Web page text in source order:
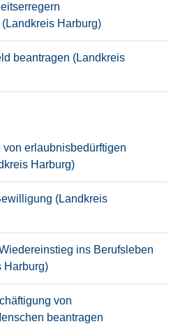
Harburg)
beantragen (Landkreis
erlaubnisbedürftigen
Harburg)
(Landkreis
ins Berufsleben
Harburg)
von
beantragen